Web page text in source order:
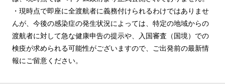
・現時点で即座に全渡航者に義務付けられるわけではありませ
んが、今後の感染症の発生状況によっては、特定の地域からの
渡航者に対して急な健康申告の提示や、入国審査（国境）での
検疫が求められる可能性がございますので、ご出発前の最新情
報にご留意ください。